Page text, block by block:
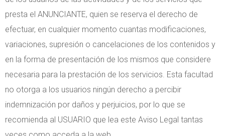
presta el ANUNCIANTE, quien se reserva el derecho de
efectuar, en cualquier momento cuantas modificaciones,
variaciones, supresión o cancelaciones de los contenidos y
en la forma de presentación de los mismos que considere
necesaria para la prestación de los servicios. Esta facultad
no otorga a los usuarios ningún derecho a percibir
indemnización por daños y perjuicios, por lo que se
recomienda al USUARIO que lea este Aviso Legal tantas